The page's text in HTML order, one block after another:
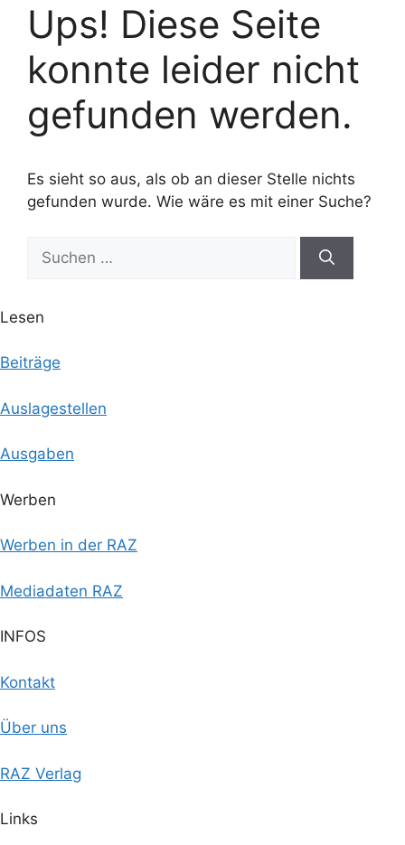
Ups! Diese Seite
konnte leider nicht
gefunden werden.
Es sieht so aus, als ob an dieser Stelle nichts
gefunden wurde. Wie wäre es mit einer Suche?
nach:
Lesen
Beiträge
Auslagestellen
Ausgaben
Werben
Werben in der RAZ
Mediadaten RAZ
INFOS
Kontakt
Über uns
RAZ Verlag
Links